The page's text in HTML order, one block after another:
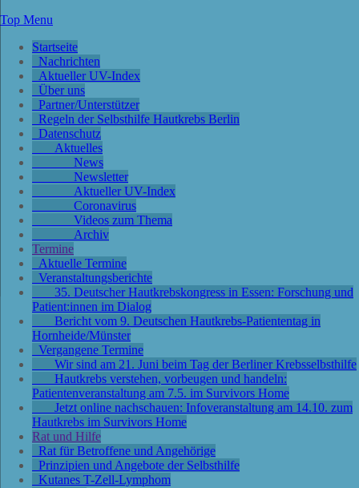
Top Menu
Startseite
Nachrichten
Aktueller UV-Index
Über uns
Partner/Unterstützer
Regeln der Selbsthilfe Hautkrebs Berlin
Datenschutz
Aktuelles
News
Newsletter
Aktueller UV-Index
Coronavirus
Videos zum Thema
Archiv
Termine
Aktuelle Termine
Veranstaltungsberichte
35. Deutscher Hautkrebskongress in Essen: Forschung und
Patient:innen im Dialog
Bericht vom 9. Deutschen Hautkrebs-Patiententag in
Hornheide/Münster
Vergangene Termine
Wir sind am 21. Juni beim Tag der Berliner Krebsselbsthilfe
Hautkrebs verstehen, vorbeugen und handeln:
Patientenveranstaltung am 7.5. im Survivors Home
Jetzt online nachschauen: Infoveranstaltung am 14.10. zum
Hautkrebs im Survivors Home
Rat und Hilfe
Rat für Betroffene und Angehörige
Prinzipien und Angebote der Selbsthilfe
Kutanes T-Zell-Lymphom